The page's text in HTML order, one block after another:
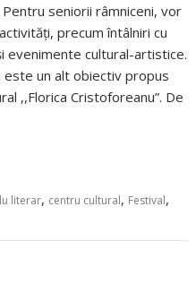
seniorii râmniceni, vor
precum întâlniri cu
evenimente cultural-artistice.
este un alt obiectiv propus
,,Florica Cristoforeanu”. De
literar, centru cultural, Festival,